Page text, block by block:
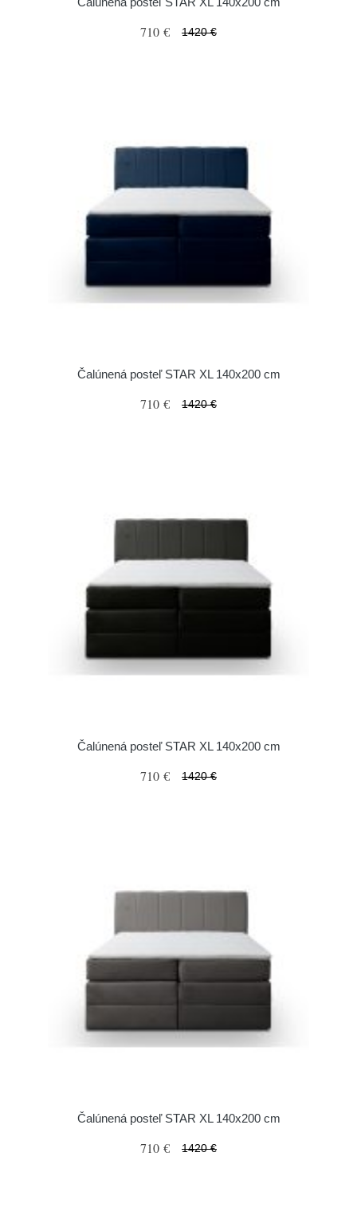
710 € 1420 €
Čalúnená posteľ STAR XL 140x200 cm
710 € 1420 €
Čalúnená posteľ STAR XL 140x200 cm
710 € 1420 €
Čalúnená posteľ STAR XL 140x200 cm
710 € 1420 €